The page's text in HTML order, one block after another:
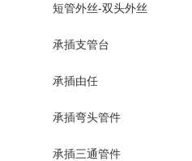
短管外丝-双头外丝
承插支管台
承插由任
承插弯头管件
承插三通管件